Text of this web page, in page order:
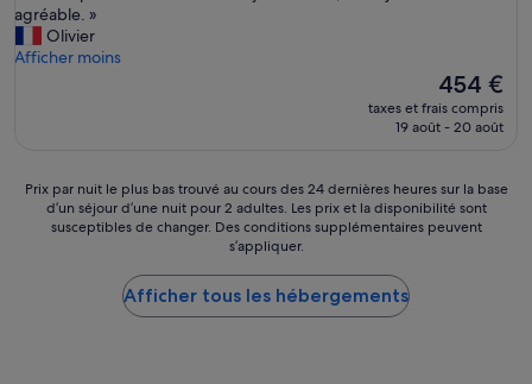
e
q
agréable. »
Olivier
Afficher moins
Le
nouveau
prix
454 €
454 €
taxes et frais compris
19 août - 20 août
Prix
Prix par nuit le plus bas trouvé au cours des 24 dernières heures sur la base
d’un séjour d’une nuit pour 2 adultes. Les prix et la disponibilité sont
susceptibles de changer. Des conditions supplémentaires peuvent
s’appliquer.
Afficher tous les hébergements